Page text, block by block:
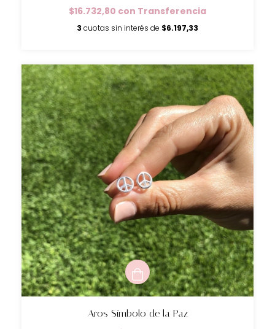
$16.732,80 con Transferencia
3 cuotas sin interés de $6.197,33
Aros Símbolo de la Paz